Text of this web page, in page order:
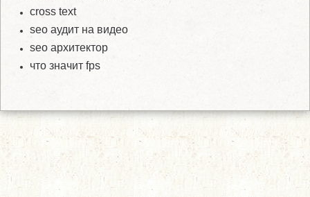
cross text
seo аудит на видео
seo архитектор
что значит fps